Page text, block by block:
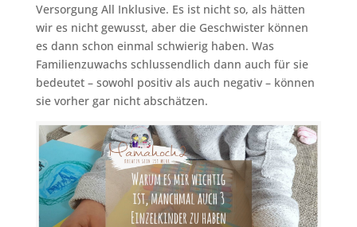
Versorgung All Inklusive. Es ist nicht so, als hätten
wir es nicht gewusst, aber die Geschwister können
es dann schon einmal schwierig haben. Was
Familienzuwachs schlussendlich dann auch für sie
bedeutet – sowohl positiv als auch negativ – können
sie vorher gar nicht abschätzen.